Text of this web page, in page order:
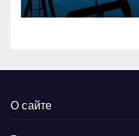
О сайте